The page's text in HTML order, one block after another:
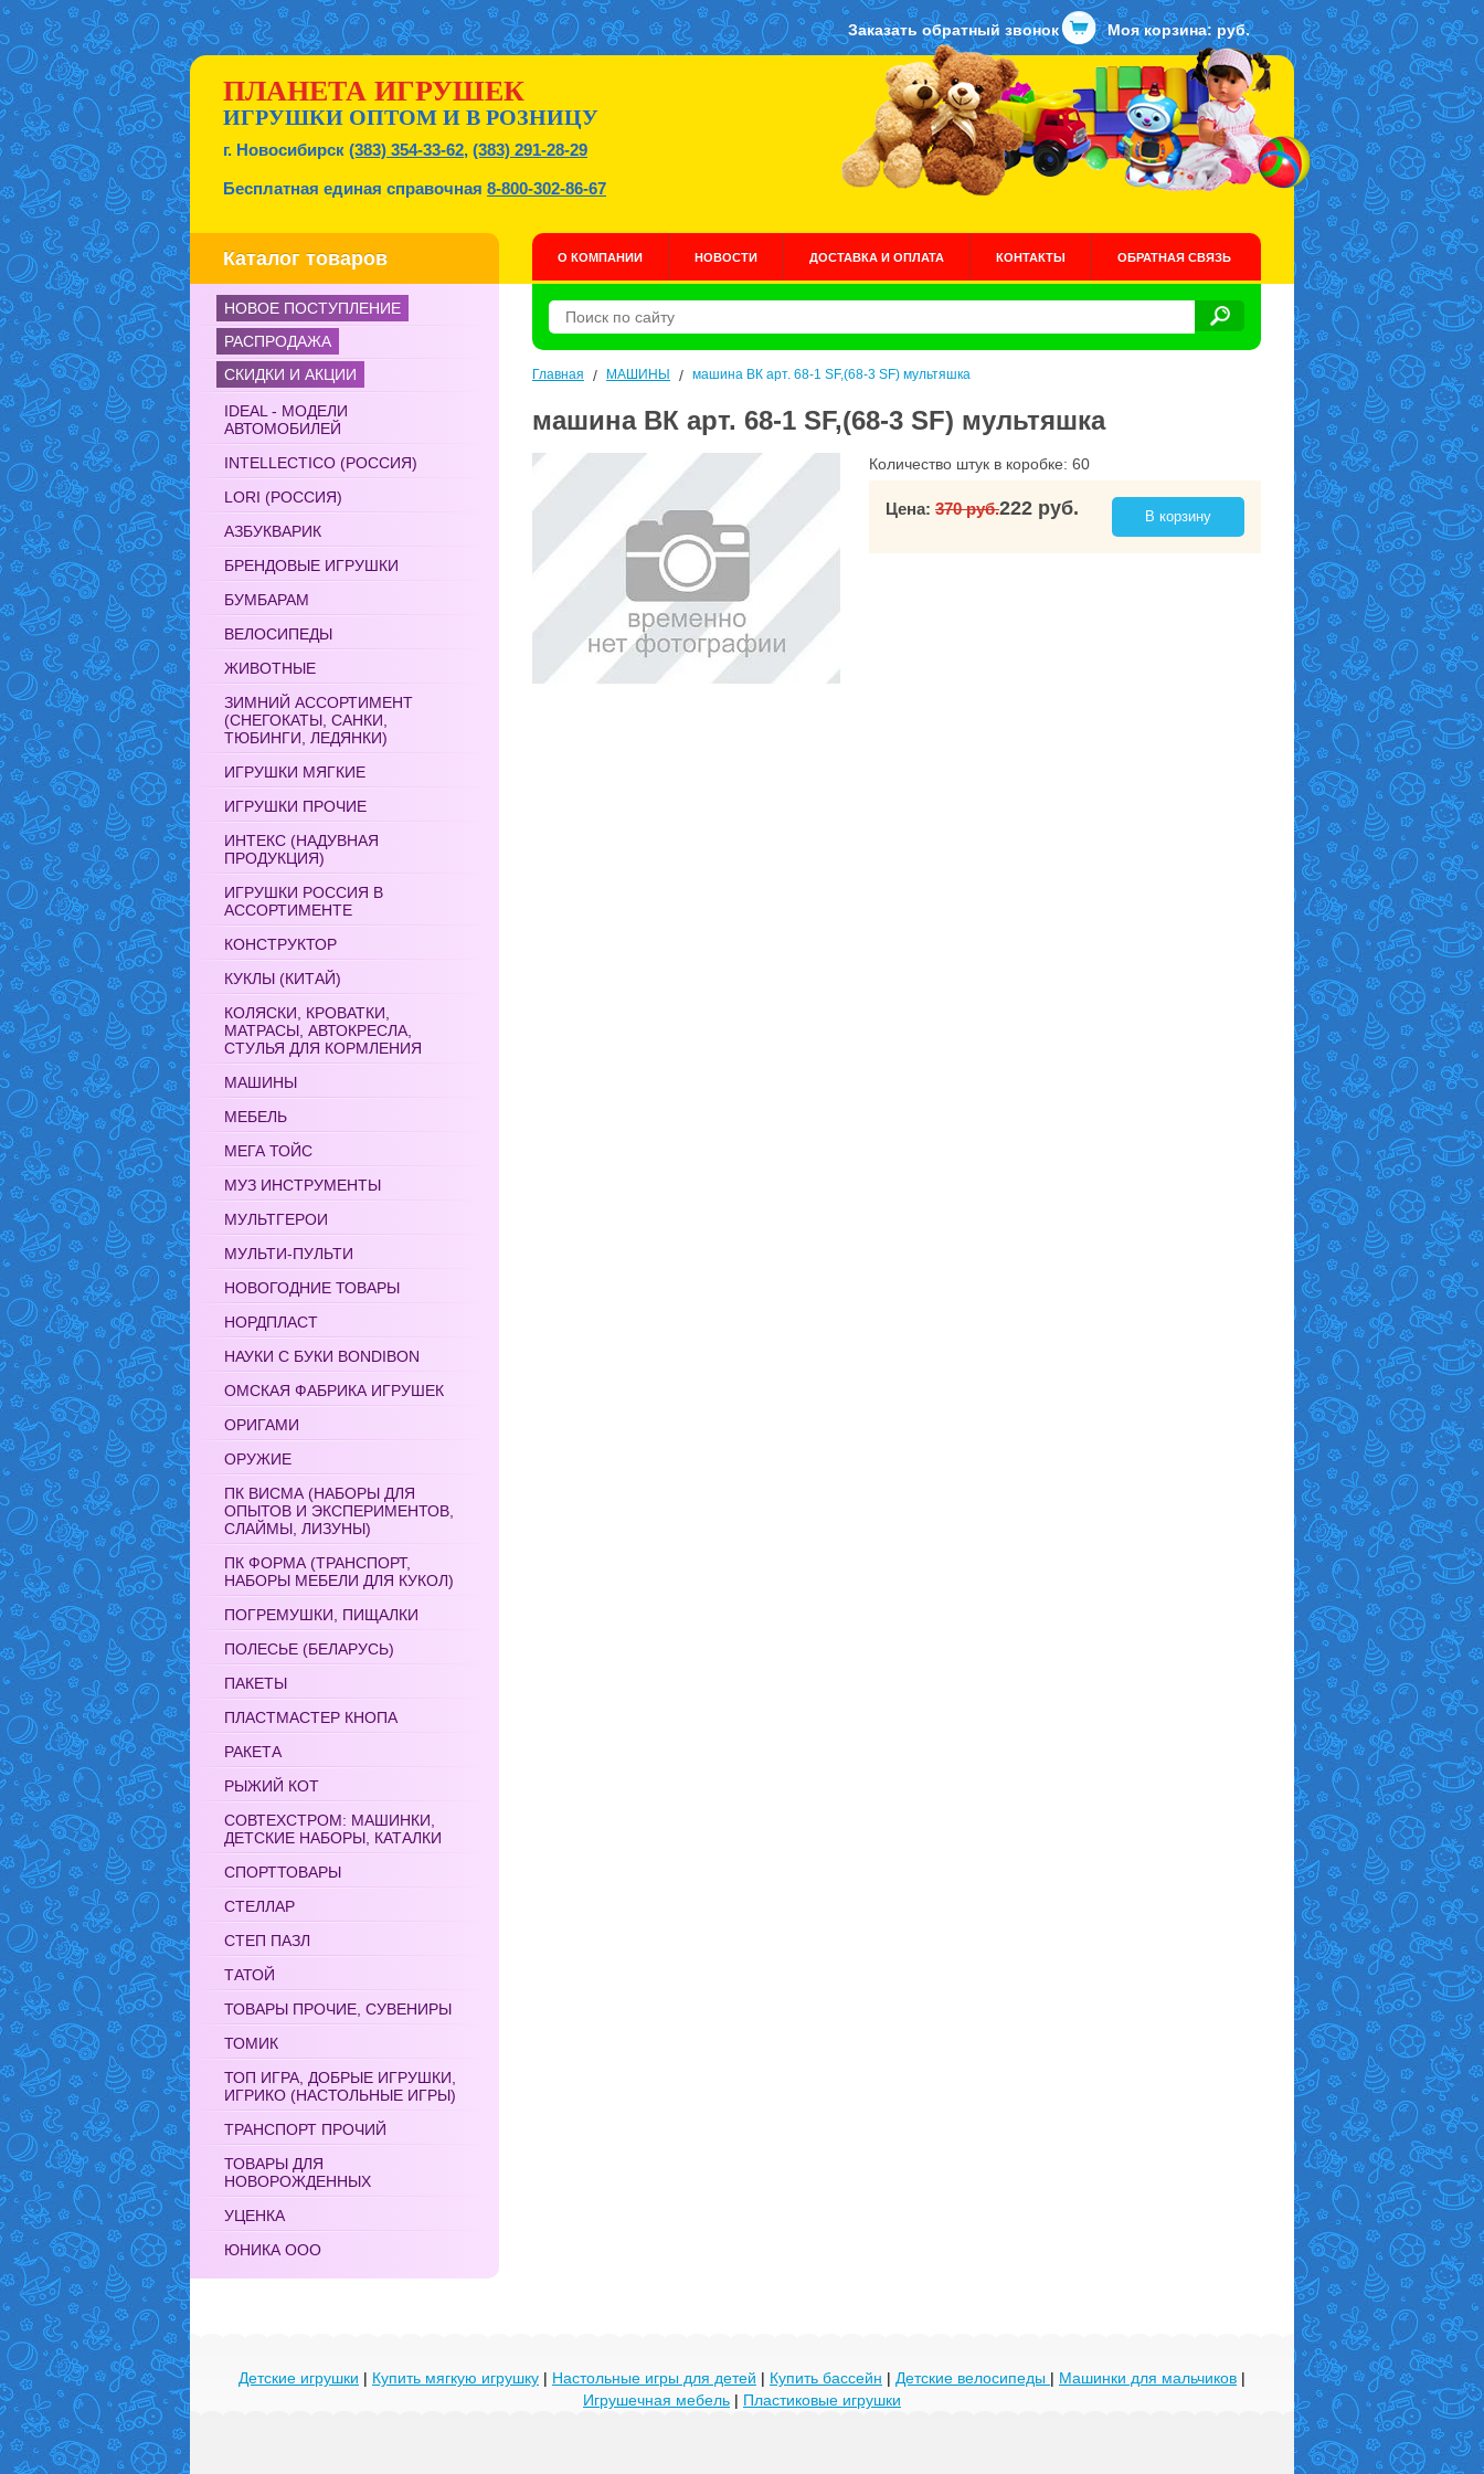
Заказать обратный звонок Моя корзина: руб.
ПЛАНЕТА ИГРУШЕК
ИГРУШКИ ОПТОМ И В РОЗНИЦУ
г. Новосибирск (383) 354-33-62, (383) 291-28-29
Бесплатная единая справочная 8-800-302-86-67
Каталог товаров О КОМПАНИИ НОВОСТИ ДОСТАВКА И ОПЛАТА КОНТАКТЫ ОБРАТНАЯ СВЯЗЬ
НОВОЕ ПОСТУПЛЕНИЕ
РАСПРОДАЖА
СКИДКИ И АКЦИИ
IDEAL - МОДЕЛИ
АВТОМОБИЛЕЙ
INTELLECTICO (РОССИЯ)
LORI (РОССИЯ)
АЗБУКВАРИК
БРЕНДОВЫЕ ИГРУШКИ
БУМБАРАМ
ВЕЛОСИПЕДЫ
ЖИВОТНЫЕ
ЗИМНИЙ АССОРТИМЕНТ
(СНЕГОКАТЫ, САНКИ,
ТЮБИНГИ, ЛЕДЯНКИ)
ИГРУШКИ МЯГКИЕ
ИГРУШКИ ПРОЧИЕ
ИНТЕКС (НАДУВНАЯ
ПРОДУКЦИЯ)
ИГРУШКИ РОССИЯ В
АССОРТИМЕНТЕ
КОНСТРУКТОР
КУКЛЫ (КИТАЙ)
КОЛЯСКИ, КРОВАТКИ,
МАТРАСЫ, АВТОКРЕСЛА,
СТУЛЬЯ ДЛЯ КОРМЛЕНИЯ
МАШИНЫ
МЕБЕЛЬ
МЕГА ТОЙС
МУЗ ИНСТРУМЕНТЫ
МУЛЬТГЕРОИ
МУЛЬТИ-ПУЛЬТИ
НОВОГОДНИЕ ТОВАРЫ
НОРДПЛАСТ
НАУКИ С БУКИ BONDIBON
ОМСКАЯ ФАБРИКА ИГРУШЕК
ОРИГАМИ
ОРУЖИЕ
ПК ВИСМА (НАБОРЫ ДЛЯ
ОПЫТОВ И ЭКСПЕРИМЕНТОВ,
СЛАЙМЫ, ЛИЗУНЫ)
ПК ФОРМА (ТРАНСПОРТ,
НАБОРЫ МЕБЕЛИ ДЛЯ КУКОЛ)
ПОГРЕМУШКИ, ПИЩАЛКИ
ПОЛЕСЬЕ (БЕЛАРУСЬ)
ПАКЕТЫ
ПЛАСТМАСТЕР КНОПА
РАКЕТА
РЫЖИЙ КОТ
СОВТЕХСТРОМ: МАШИНКИ,
ДЕТСКИЕ НАБОРЫ, КАТАЛКИ
СПОРТТОВАРЫ
СТЕЛЛАР
СТЕП ПАЗЛ
ТАТОЙ
ТОВАРЫ ПРОЧИЕ, СУВЕНИРЫ
ТОМИК
ТОП ИГРА, ДОБРЫЕ ИГРУШКИ,
ИГРИКО (НАСТОЛЬНЫЕ ИГРЫ)
ТРАНСПОРТ ПРОЧИЙ
ТОВАРЫ ДЛЯ
НОВОРОЖДЕННЫХ
УЦЕНКА
ЮНИКА ООО
Главная / МАШИНЫ / машина ВК арт. 68-1 SF,(68-3 SF) мультяшка
машина ВК арт. 68-1 SF,(68-3 SF) мультяшка
Количество штук в коробке: 60
Цена: 370 руб.222 руб. В корзину
Детские игрушки | Купить мягкую игрушку | Настольные игры для детей | Купить бассейн | Детские велосипеды | Машинки для мальчиков |
Игрушечная мебель | Пластиковые игрушки